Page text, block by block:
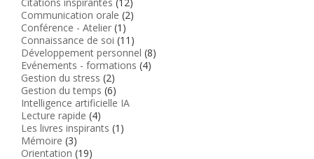
Communication orale (2)
Conférence - Atelier (1)
Connaissance de soi (11)
Développement personnel (8)
Evénements - formations (4)
Gestion du stress (2)
Gestion du temps (6)
Intelligence artificielle IA
Lecture rapide (4)
Les livres inspirants (1)
Mémoire (3)
Orientation (19)